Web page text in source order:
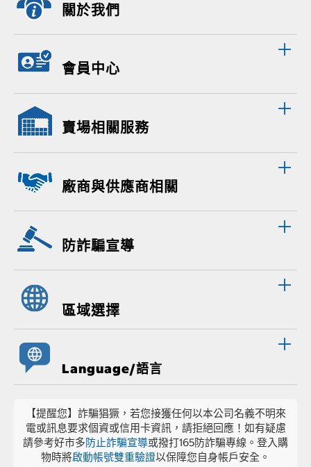
關於我們
會員中心
賣場相關服務
廠商與供應商相關
防詐騙宣導
區域選擇
Language/語言
【提醒您】詐騙猖獗，若您接獲任何以本公司名義不明來
電或訊息要求個資或信用卡資訊，請拒絕回應！如有疑慮
請參考好市多防止詐騙宣導或撥打165防詐騙專線。登入購
物時將啟動帳號雙重驗證以保障您自身帳戶安全。